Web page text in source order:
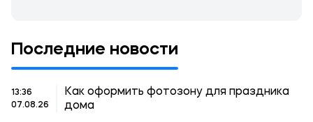
Последние новости
13:36
07.08.26
Как оформить фотозону для праздника
дома